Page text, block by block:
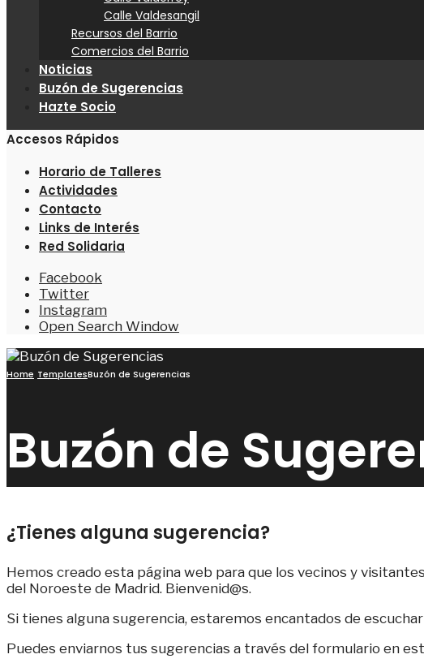
Calle Valdesangil
Recursos del Barrio
Comercios del Barrio
Noticias
Buzón de Sugerencias
Hazte Socio
Accesos Rápidos
Horario de Talleres
Actividades
Contacto
Links de Interés
Red Solidaria
Facebook
Twitter
Instagram
Open Search Window
Home TemplatesBuzón de Sugerencias
Buzón de
¿Tienes alguna sugerencia?
Hemos creado esta página web para que los vecinos y
del Noroeste de Madrid. Bienvenid@s.
Si tienes alguna sugerencia, estaremos encantados de
Puedes enviarnos tus sugerencias a través del formulario en